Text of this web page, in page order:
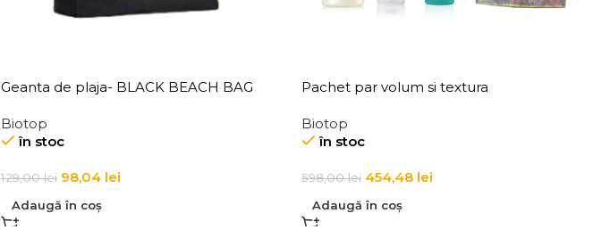
Geanta de plaja- BLACK BEACH BAG
Biotop
în stoc
129,00lei 98,04 lei
Adaugă în coș
Pachet par volum si textura
Biotop
în stoc
598,00lei 454,48 lei
Adaugă în coș